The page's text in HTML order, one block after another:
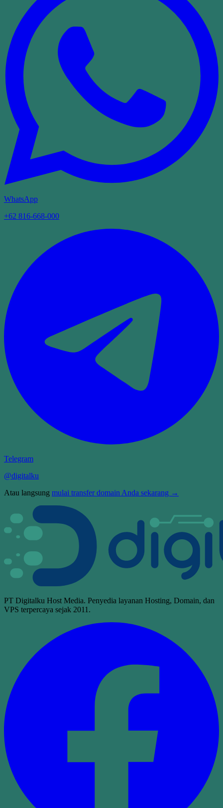
WhatsApp
+62 816-668-000
Telegram
@digitalku
Atau langsung mulai transfer domain Anda sekarang →
PT Digitalku Host Media. Penyedia layanan Hosting, Domain, dan
VPS terpercaya sejak 2011.